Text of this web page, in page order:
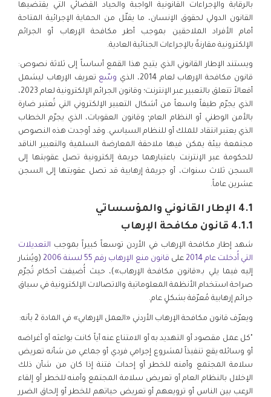
بالرقابة والإجراءات القانونية الواجبة والحياد القضائي التي يقتضيها
القانون الدولي لحقوق الإنسان، ما يقلّل من الحماية الإجرائية المتاحة
أمام الأفراد الملاحقين بموجب أطر مكافحة الإرهاب أو الجرائم
الإلكترونية مقارنةً بالإجراءات الجنائية العادية.
ويستند الإطار القانوني الذي يتيح هذا القمع أساساً إلى ثلاثة نصوص:
قانون مكافحة الإرهاب لعام 2014، الذي
وسّع تعريف الإرهاب ليشمل
أفعالاً تتعلق بالتعبير عبر الإنترنت؛ وقانون الجرائم الإلكترونية لعام 2023،
الذي يجرّم طيفاً واسعاً من أشكال التعبير الإلكتروني التي تُعتبر ضارة
بالأمن الوطني أو النظام العام؛ وقانون العقوبات، الذي يجرّم الخطاب
الذي يعتبر انتقاد للملك أو للنظام السياسي. وقد أوجدت هذه النصوص
مجتمعة بيئة يمكن فيها ملاحقة المعارضة السلمية والتعبير الناقد
للحكومة عبر الإنترنت باعتبارهما جريمة إلكترونية تصل عقوبتها إلى
السجن ثلاث سنوات، أو جريمة إرهابية قد تصل عقوبتها إلى السجن
عشرين عاماً.
4.1 الإطار القانوني والمؤسساتي
4.1.1 قانون مكافحة الإرهاب
شهد إطار مكافحة الإرهاب في الأردن توسعاً كبيراً بموجب التعديلات
التي أُدخلت عام 2014
على قانون منع الإرهاب رقم 55 لسنة 2006
(ويُشار
إليه فيما يلي بـ«قانون مكافحة الإرهاب»)، حيث أُضيفت أحكام تُجرّم
صراحة استخدام الأنظمة المعلوماتية والاتصالات الإلكترونية في سياق
جرائم إرهابية مُعرّفة بشكلٍ عام.
ويعرّف قانون مكافحة الإرهاب الأردني «العمل الإرهابي» في المادة 2 بأنه:
"كل عمل مقصود أو التهديد به أو الامتناع عنه أياً كانت بواعثه أو أغراضه
أو وسائله يقع تنفيذاً لمشروع إجرامي فردي أو جماعي من شأنه تعريض
سلامة المجتمع وأمنه للخطر أو إحداث فتنة إذا كان من شأن ذلك
الإخلال بالنظام العام أو تعريض سلامة المجتمع وأمنه للخطر أو إلقاء
الرعب بين الناس أو ترويعهم أو تعريض حياتهم للخطر أو إلحاق الضرر